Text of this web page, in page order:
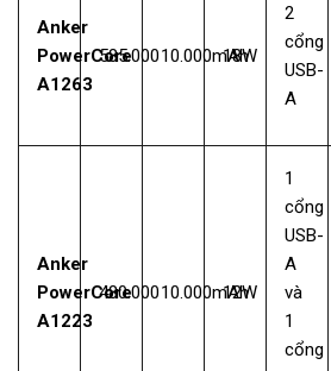
Anker
PowerCore
A1263
585.00010.000mAh
18W
2
cổng
USB-
A
Anker
PowerCore
A1223
480.00010.000mAh
12W
1
cổng
USB-
A
và
1
cổng